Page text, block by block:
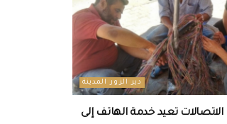
دير الزور المدينة
14 عاماً.. الاتصالات تعيد خدمة الهاتف إلى